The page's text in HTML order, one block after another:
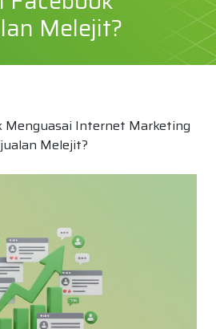
Melejit?
Menguasai Internet Marketing
Melejit?